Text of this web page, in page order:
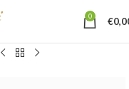
0 €